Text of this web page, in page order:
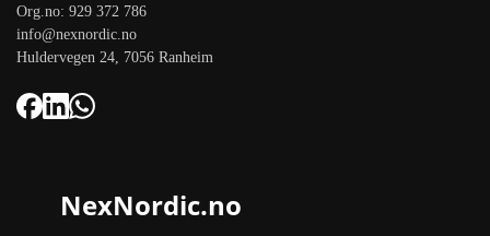
Org.no: 929 372 786
info@nexnordic.no
Huldervegen 24, 7056 Ranheim
NexNordic.no